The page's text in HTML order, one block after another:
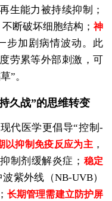
生能力被持续抑制；
断破坏细胞结构；神
步加剧病情波动。此
劳累等外部刺激，可
”。
久战”的思维转变
代医学更倡导“控制-
以抑制免疫反应为主 ，
制剂缓解炎症； 稳定
波紫外线（NB-UVB）
长期管理需建立防护屏